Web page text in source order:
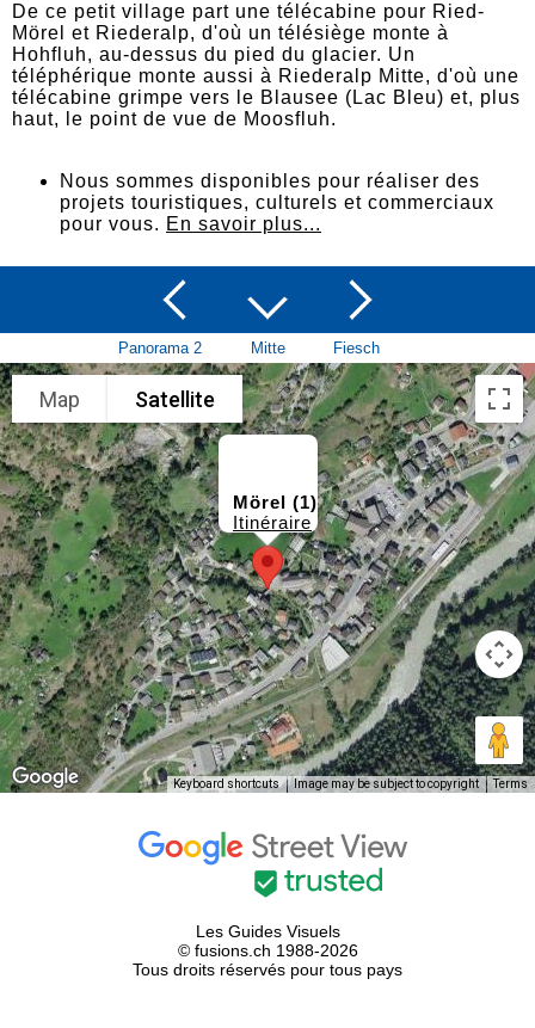
De ce petit village part une télécabine pour Ried-
Mörel et Riederalp, d'où un télésiège monte à
Hohfluh, au-dessus du pied du glacier. Un
téléphérique monte aussi à Riederalp Mitte, d'où une
télécabine grimpe vers le Blausee (Lac Bleu) et, plus
haut, le point de vue de Moosfluh.
Nous sommes disponibles pour réaliser des
projets touristiques, culturels et commerciaux
pour vous. En savoir plus...
Panorama 2 Mitte Fiesch
Mörel (1)
Itinéraire
Map Satellite
Keyboard shortcuts Image may be subject to copyright Terms
Les Guides Visuels
© fusions.ch 1988-2026
Tous droits réservés pour tous pays